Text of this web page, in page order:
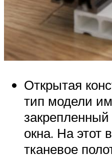
Открытая
тип модели
окна. На этот
тканевое